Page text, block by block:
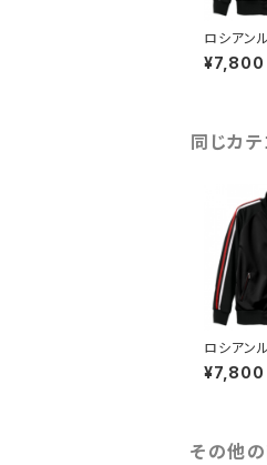
ロシアン
スクフォー
ジャケット
¥7,800
同じカ
ロシアン
スクフォー
ジャケット
¥7,800
その他